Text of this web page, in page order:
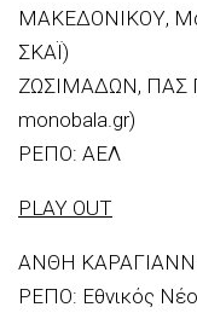
ΜΑΚΕΔΟΝΙΚΟΥ,
ΣΚΑΪ)
ΖΩΣΙΜΑΔΩΝ, ΠΑΣ
monobala.gr)
ΡΕΠΟ: ΑΕΛ
PLAY OUT
ΑΝΘΗ
ΡΕΠΟ: Εθνικός